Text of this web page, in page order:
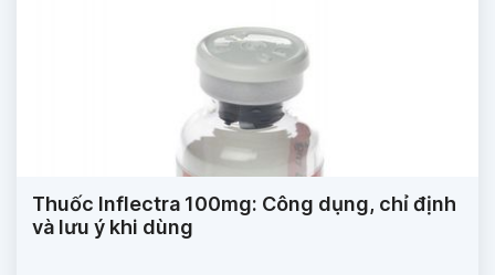
Thuốc Inflectra 100mg: Công dụng, chỉ định
và lưu ý khi dùng